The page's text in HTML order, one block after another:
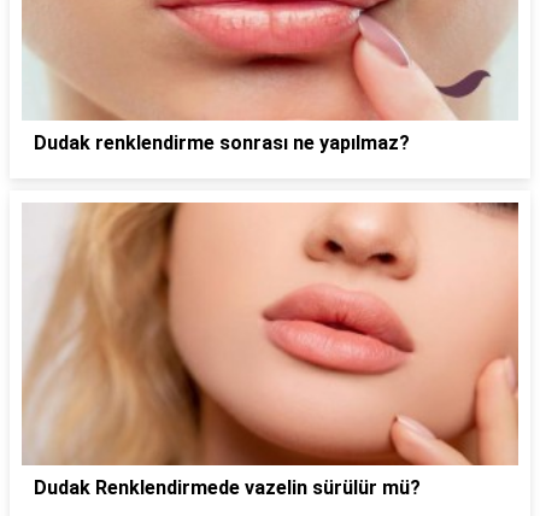
Dudak renklendirme sonrası ne yapılmaz?
Dudak Renklendirmede vazelin sürülür mü?